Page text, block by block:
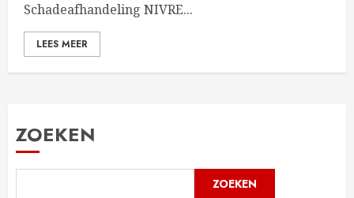
Schadeafhandeling NIVRE...
LEES MEER
ZOEKEN
ZOEKEN